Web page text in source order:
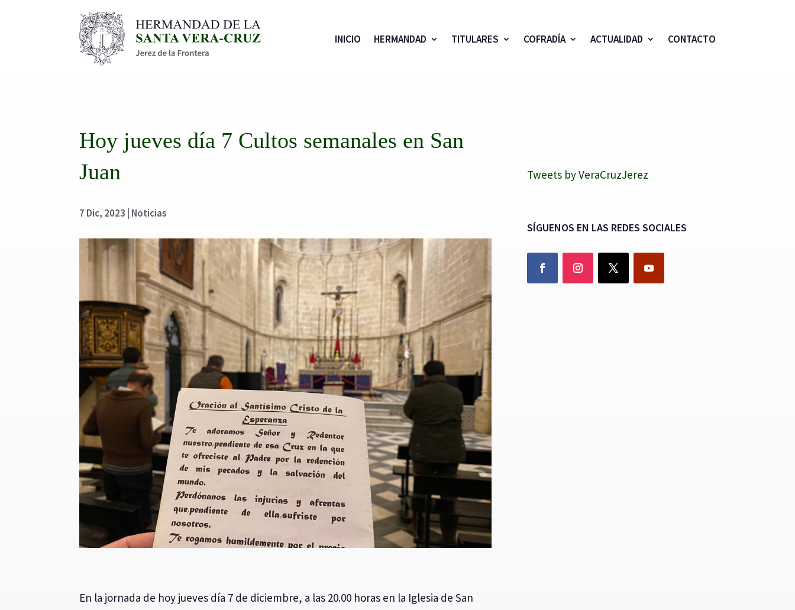
INICIO HERMANDAD TITULARES COFRADÍA ACTUALIDAD CONTACTO
Hoy jueves día 7 Cultos semanales en San
Juan
7 Dic, 2023 Noticias
En la jornada de hoy jueves día 7 de diciembre, a las 20.00 horas en la Iglesia de San
Tweets by VeraCruzJerez
SÍGUENOS EN LAS REDES SOCIALES